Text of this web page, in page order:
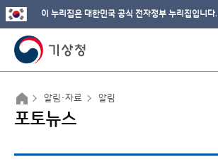
이 누리집은 대한민국 공식 전자정부 누리집입니다.
알림·자료 알림
포토뉴스